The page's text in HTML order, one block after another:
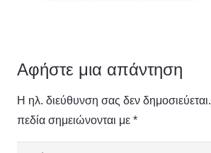
Αφήστε μια απάντηση
Η ηλ. διεύθυνση σας δεν δημοσιεύεται.
πεδία σημειώνονται με *